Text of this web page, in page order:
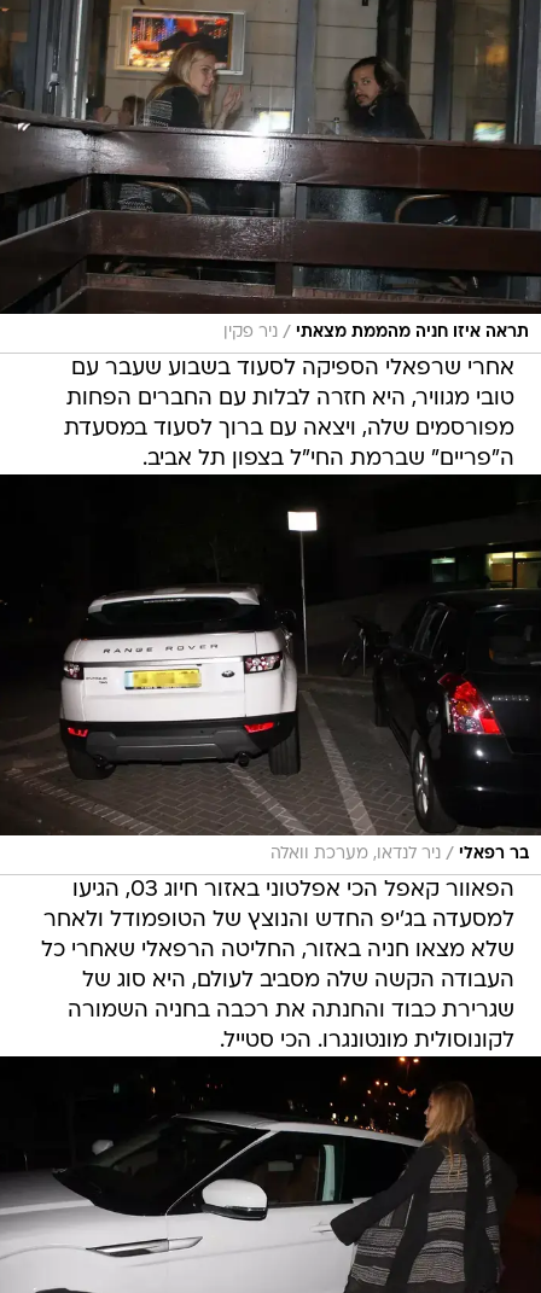
תראה איזו חניה מהממת מצאתי / ניר פקין
אחרי שרפאלי הספיקה לסעוד בשבוע שעבר עם
טובי מגוויר, היא חזרה לבלות עם החברים הפחות
מפורסמים שלה, ויצאה עם ברוך לסעוד במסעדת
ה"פריים" שברמת החי"ל בצפון תל אביב.
בר רפאלי / ניר לנדאו, מערכת וואלה
הפאוור קאפל הכי אפלטוני באזור חיוג 03, הגיעו
למסעדה בג'יפ החדש והנוצץ של הטופמודל ולאחר
שלא מצאו חניה באזור, החליטה הרפאלי שאחרי כל
העבודה הקשה שלה מסביב לעולם, היא סוג של
שגרירת כבוד והחנתה את רכבה בחניה השמורה
לקונוסולית מונטונגרו. הכי סטייל.